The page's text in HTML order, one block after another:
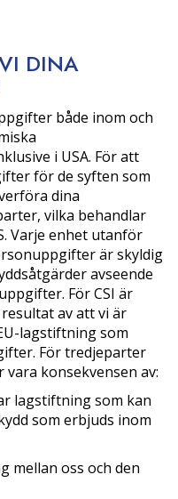
DINA
både inom och
i USA. För att
för de syften som
dina
vilka behandlar
Varje enhet utanför
är skyldig
avseende
För CSI är
av att vi är
lagstiftning som
För tredjeparter
vara konsekvensen av:
lagstiftning som kan
som erbjuds inom
mellan oss och den